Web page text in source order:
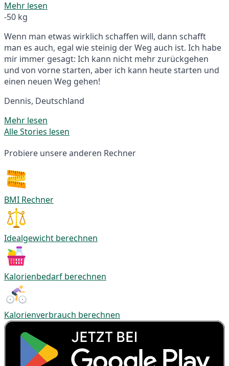
Mehr lesen
-50 kg
Wenn man etwas wirklich schaffen will, dann schafft
man es auch, egal wie steinig der Weg auch ist. Ich habe
mir immer gesagt: Ich kann nicht mehr zurückgehen
und von vorne starten, aber ich kann heute starten und
einen neuen Weg gehen!
Dennis, Deutschland
Mehr lesen
Alle Stories lesen
Probiere unsere anderen Rechner
BMI Rechner
Idealgewicht berechnen
Kalorienbedarf berechnen
Kalorienverbrauch berechnen